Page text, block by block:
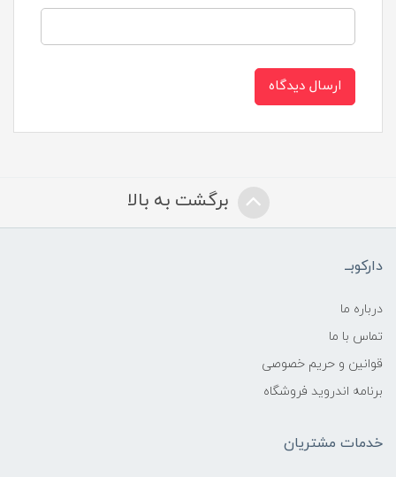
ارسال دیدگاه
برگشت به بالا
دارکوبــ
درباره ما
تماس با ما
قوانین و حریم خصوصی
برنامه اندروید فروشگاه
خدمات مشتریان